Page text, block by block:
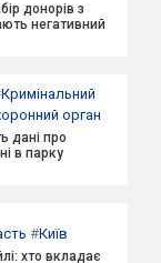
донорів з
негативний
Кримінальний
орган
дані про
в парку
#Київ
хто вкладає